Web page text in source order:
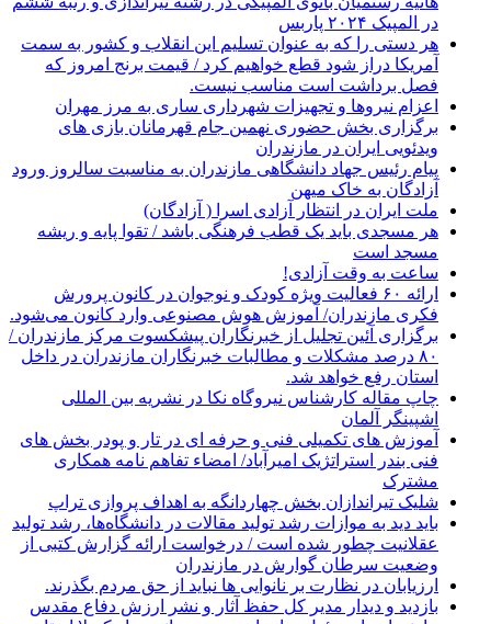
در المپیک ۲۰۲۴ پاربس
هر دستی را که به عنوان تسلیم این انقلاب و کشور به سمت
آمريکا دراز شود قطع خواهیم کرد / قیمت برنج امروز که
فصل برداشت است مناسب نیست.
اعزام نیروها و تجهیزات شهرداری ساری به مرز مهران
برگزاری بخش حضوری نهمین جام قهرمانان بازی های
ویدئویی ایران در مازندران
پیام رئیس جهاد دانشگاهی مازندران به مناسبت سالروز ورود
آزادگان به خاک میهن
ملت ایران در انتظار آزادی اسرا ( آزادگان)
هر مسجدی باید یک قطب فرهنگی باشد / تقوا پایه و ریشه
مسجد است
ساعت به وقت آزادی!
ارائه ۶۰ فعالیت ویژه کودک و نوجوان در کانون پرورش
فکری مازندران/ آموزش هوش مصنوعی وارد کانون می‌شود.
برگزاری آئین تجلیل از خبرنگاران پیشکسوت مرکز مازندران /
۸۰ درصد مشکلات و مطالبات خبرنگاران مازندران در داخل
استان رفع خواهد شد.
چاپ مقاله کارشناس نيروگاه نكا در نشریه بین المللی
اشپینگر آلمان
آموزش های تکمیلی فنی و حرفه ای در تار و پودر بخش های
فنی بندر استراتژیک امیرآباد/ امضاء تفاهم نامه همکاری
مشترک
شلیک تیراندازان بخش چهاردانگه به اهداف پروازی تراپ
باید دید به موازات رشد تولید مقالات در دانشگاه‌ها، رشد تولید
عقلانیت چطور شده است / درخواست ارائه گزارش کتبی از
وضعیت سرطان گوارش در مازندران
ارزیابان در نظارت بر نانوایی ها نباید از حق مردم بگذرند.
بازدید و دیدار مدیر کل حفظ آثار و نشر ارزش دفاع مقدس